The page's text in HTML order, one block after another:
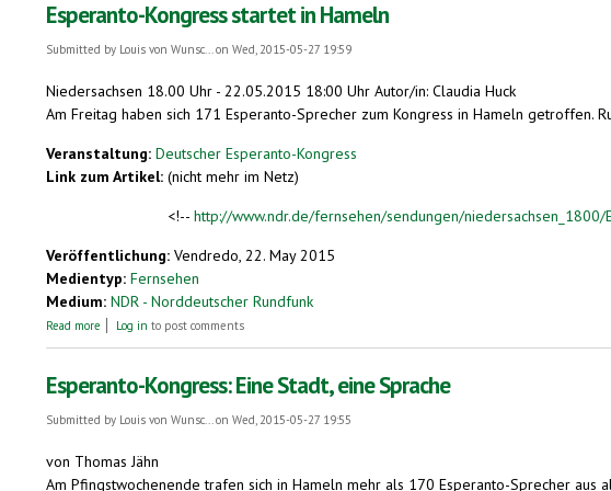
Esperanto-Kongress startet in Hameln
Submitted by Louis von Wunsc...on Wed, 2015-05-27 19:59
Niedersachsen 18.00 Uhr - 22.05.2015 18:00 Uhr Autor/in: Claudia Huck
Am Freitag haben sich 171 Esperanto-Sprecher zum Kongress in Hameln getroffen.
Veranstaltung: Deutscher Esperanto-Kongress
Link zum Artikel: (nicht mehr im Netz)
<!-- http://www.ndr.de/fernsehen/sendungen/niedersachsen_1800/
Veröffentlichung: Vendredo, 22. May 2015
Medientyp: Fernsehen
Medium: NDR - Norddeutscher Rundfunk
Read more about Esperanto-Kongress startet in Hameln
Log in to post comments
Esperanto-Kongress: Eine Stadt, eine Sprache
Submitted by Louis von Wunsc...on Wed, 2015-05-27 19:55
von Thomas Jähn
Am Pfingstwochenende trafen sich in Hameln mehr als 170 Esperanto-Sprecher